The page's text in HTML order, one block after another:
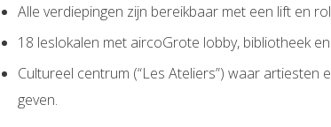
Alle verdiepingen zijn bereikbaar met een lift en
18 leslokalen met aircoGrote lobby, bibliotheek
Cultureel centrum (“Les Ateliers”) waar
geven.